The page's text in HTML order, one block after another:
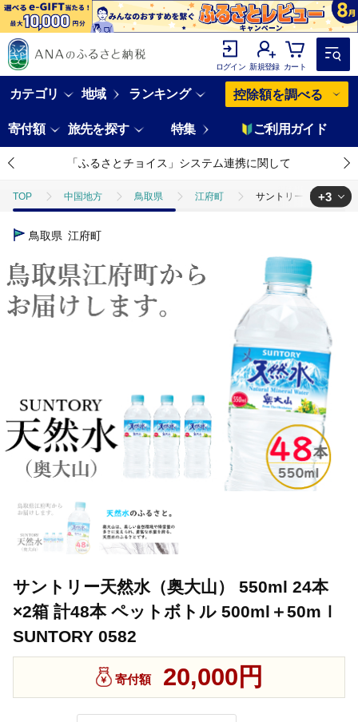
ログイン 新規登録 カート
カテゴリ 地域 ランキング 控除額を調べる
寄付額 旅先を探す 特集 ご利用ガイド
「ふるさとチョイス」システム連携に関して
TOP 中国地方 鳥取県 江府町 サントリー天然水（奥
TOP
サントリー天然水（
TOP 飲料（酒以外） ほかの飲料 サントリー天然水（奥大
+3
鳥取県 江府町
サントリー天然水（奥大山） 550ml 24本
×2箱 計48本 ペットボトル 500ml＋50mｌ
SUNTORY 0582
寄付額 20,000円